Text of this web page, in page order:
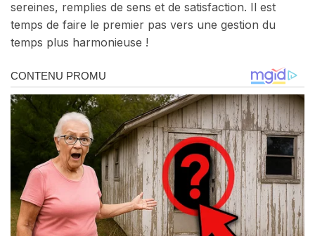
sereines, remplies de sens et de satisfaction. Il est
temps de faire le premier pas vers une gestion du
temps plus harmonieuse !